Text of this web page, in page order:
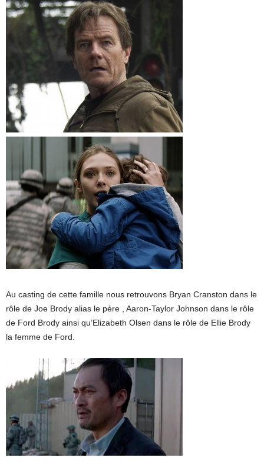
Au casting de cette famille nous retrouvons Bryan Cranston dans le
rôle de Joe Brody alias le père , Aaron-Taylor Johnson dans le rôle
de Ford Brody ainsi qu’Elizabeth Olsen dans le rôle de Ellie Brody
la femme de Ford.